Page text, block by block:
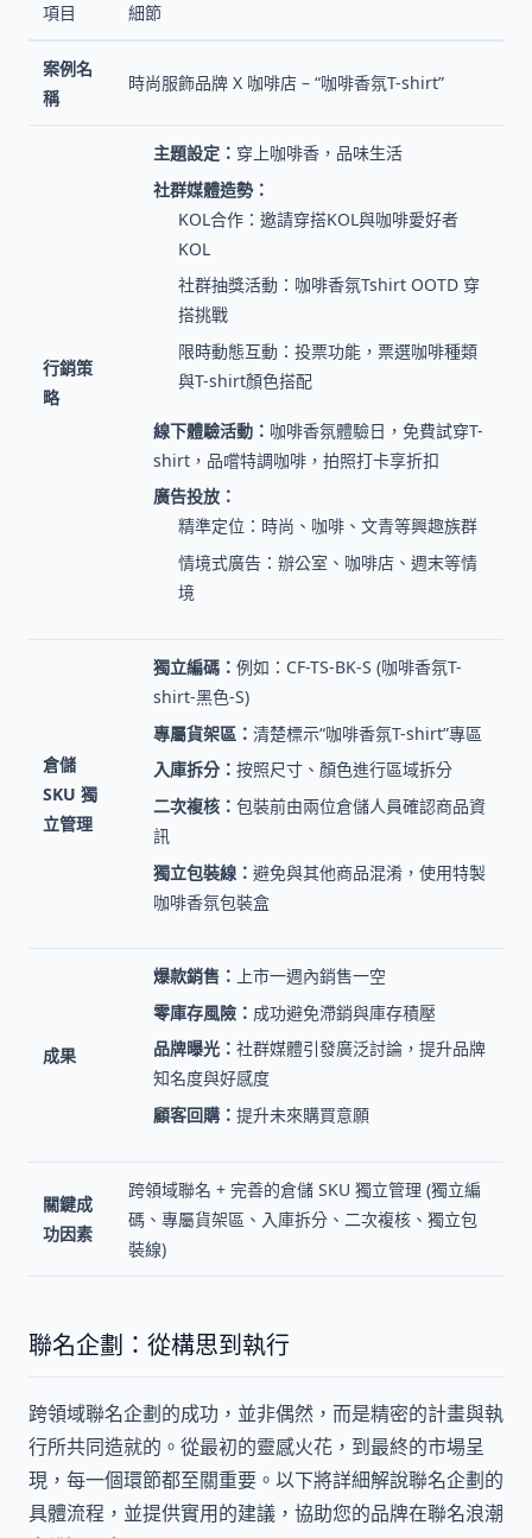
項目
細節
案例名
稱
時尚服飾品牌 X 咖啡店 – “咖啡香氛T-shirt”
行銷策
略
主題設定： 穿上咖啡香，品味生活
社群媒體造勢：
KOL合作：邀請穿搭KOL與咖啡愛好者
KOL
社群抽獎活動：咖啡香氛Tshirt OOTD 穿
搭挑戰
限時動態互動：投票功能，票選咖啡種類
與T-shirt顏色搭配
線下體驗活動： 咖啡香氛體驗日，免費試穿T-
shirt，品嚐特調咖啡，拍照打卡享折扣
廣告投放：
精準定位：時尚、咖啡、文青等興趣族群
情境式廣告：辦公室、咖啡店、週末等情
境
倉儲
SKU 獨
立管理
獨立編碼： 例如：CF-TS-BK-S (咖啡香氛T-
shirt-黑色-S)
專屬貨架區： 清楚標示“咖啡香氛T-shirt”專區
入庫拆分： 按照尺寸、顏色進行區域拆分
二次複核： 包裝前由兩位倉儲人員確認商品資
訊
獨立包裝線： 避免與其他商品混淆，使用特製
咖啡香氛包裝盒
成果
爆款銷售： 上市一週內銷售一空
零庫存風險： 成功避免滯銷與庫存積壓
品牌曝光： 社群媒體引發廣泛討論，提升品牌
知名度與好感度
顧客回購： 提升未來購買意願
關鍵成
功因素
跨領域聯名 + 完善的倉儲 SKU 獨立管理 (獨立編
碼、專屬貨架區、入庫拆分、二次複核、獨立包
裝線)
聯名企劃：從構思到執行
跨領域聯名企劃的成功，並非偶然，而是精密的計畫與執
行所共同造就的。從最初的靈感火花，到最終的市場呈
現，每一個環節都至關重要。以下將詳細解說聯名企劃的
具體流程，並提供實用的建議，協助您的品牌在聯名浪潮